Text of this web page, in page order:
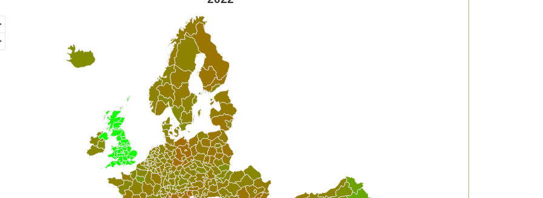
as data table, Nacimientos por cada 1.000 habitantes. Euskal Herria y regiones europeas. 2022